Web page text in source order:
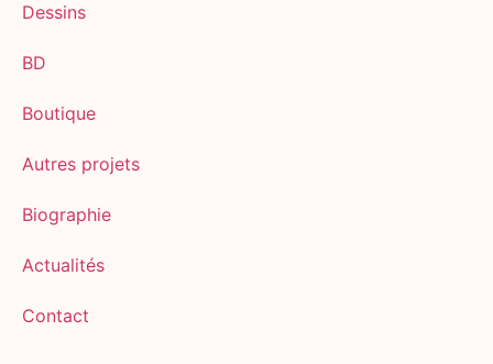
Dessins
BD
Boutique
Autres projets
Biographie
Actualités
Contact